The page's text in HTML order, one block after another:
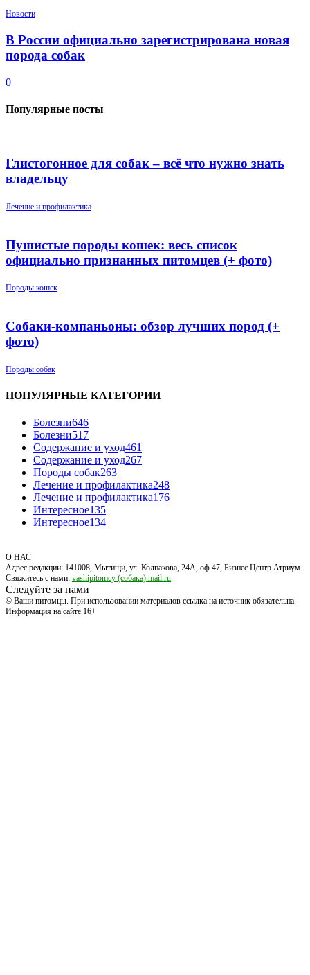
Новости
В России официально зарегистрирована новая
порода собак
0
Популярные посты
Глистогонное для собак – всё что нужно знать
владельцу
Лечение и профилактика
Пушистые породы кошек: весь список
официально признанных питомцев (+ фото)
Породы кошек
Собаки-компаньоны: обзор лучших пород (+
фото)
Породы собак
ПОПУЛЯРНЫЕ КАТЕГОРИИ
Болезни646
Болезни517
Содержание и уход461
Содержание и уход267
Породы собак263
Лечение и профилактика248
Лечение и профилактика176
Интересное135
Интересное134
О НАС
Адрес редакции: 141008, Мытищи, ул. Колпакова, 24А, оф.47, Бизнес Центр Атриум.
Свяжитесь с нами: vashipitomcy (собака) mail.ru
Следуйте за нами
© Ваши питомцы. При использовании материалов ссылка на источник обязательна.
Информация на сайте 16+